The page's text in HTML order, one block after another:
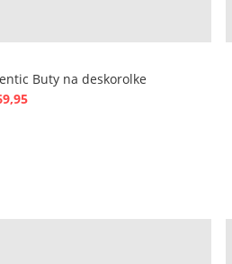
Buty na deskorolke